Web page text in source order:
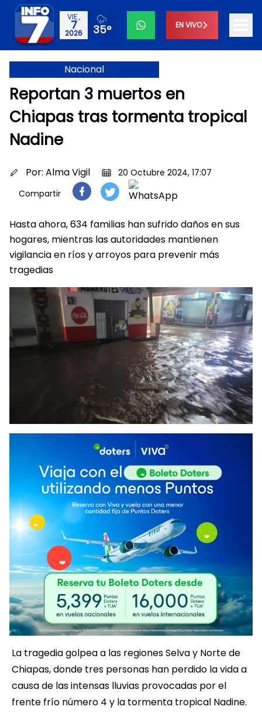
VIE.,
7
2026 35° EN VIVO
Nacional
Reportan 3 muertos en
Chiapas tras tormenta tropical
Nadine
Por: Alma Vigil
20 Octubre 2024, 17:07
Compartir
Hasta ahora, 634 familias han sufrido daños en sus
hogares, mientras las autoridades mantienen
vigilancia en ríos y arroyos para prevenir más
tragedias
La tragedia golpea a las regiones Selva y Norte de
Chiapas, donde tres personas han perdido la vida a
causa de las intensas lluvias provocadas por el
frente frío número 4 y la tormenta tropical Nadine.